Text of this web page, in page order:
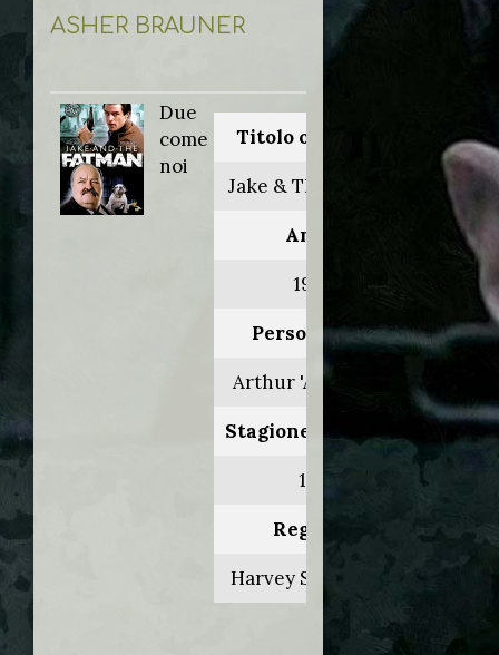
ASHER BRAUNER
Due
come
noi
Titolo originale:
Jake & The Fatman
Anno:
1988
Personaggio:
Arthur 'Arty' Felix
Stagione.Episodio:
1.15
Regia di:
Harvey S. Laidman